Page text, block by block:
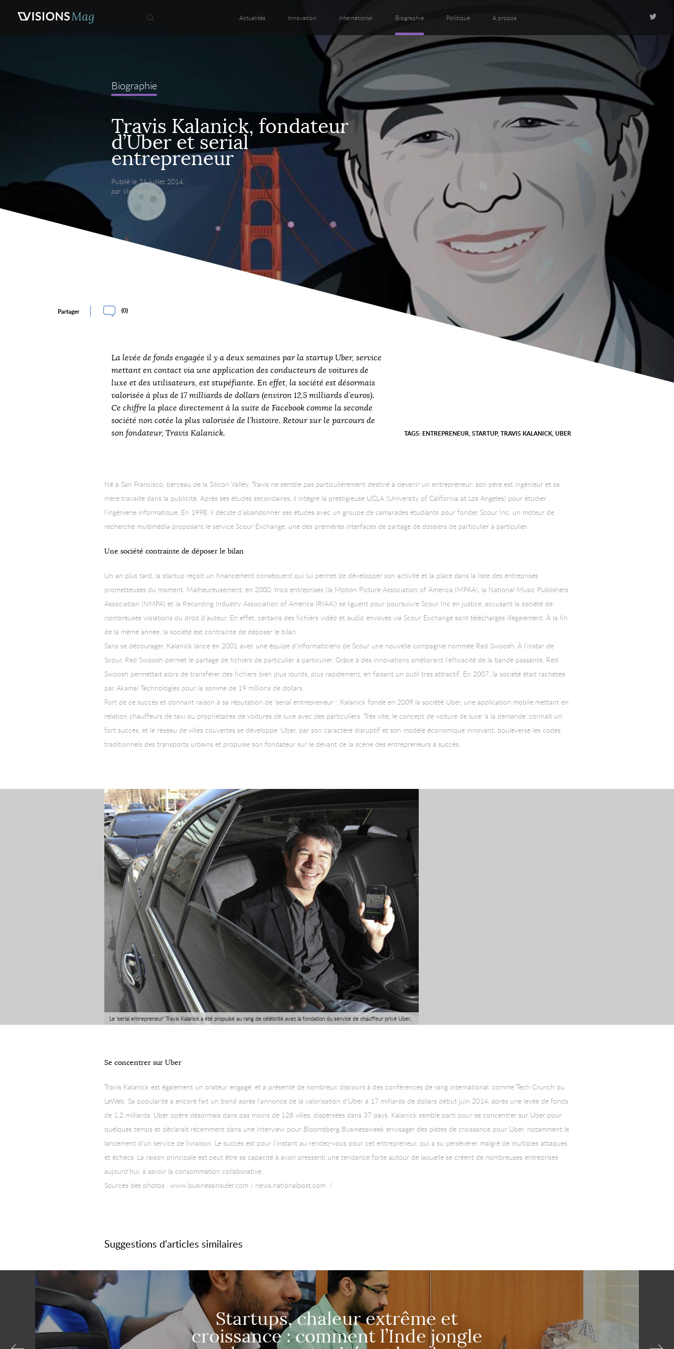
Actualités Innovation International Biographie Politique A propos
Biographie
Travis Kalanick, fondateur
d’Uber et serial
entrepreneur
Publié le 21 juillet 2014,
par VisionsMag.
Partager (0)
La levée de fonds engagée il y a deux semaines par la startup Uber, service
mettant en contact via une application des conducteurs de voitures de
luxe et des utilisateurs, est stupéfiante. En effet, la société est désormais
valorisée à plus de 17 milliards de dollars (environ 12,5 milliards d’euros).
Ce chiffre la place directement à la suite de Facebook comme la seconde
société non cotée la plus valorisée de l’histoire. Retour sur le parcours de
son fondateur, Travis Kalanick.
TAGS: ENTREPRENEUR,STARTUP,TRAVIS KALANICK,UBER
Né à San Francisco, berceau de la Silicon Valley, Travis ne semble pas particulièrement destiné à devenir un entrepreneur: son père est ingénieur et sa
mère travaille dans la publicité. Après ses études secondaires, il intègre la prestigieuse UCLA (University of California at Los Angeles) pour étudier
l’ingénierie informatique. En 1998, il décide d’abandonner ses études avec un groupe de camarades étudiants pour fonder Scour Inc, un moteur de
recherche multimédia proposant le service Scour Exchange, une des premières interfaces de partage de dossiers de particulier à particulier.
Une société contrainte de déposer le bilan
Un an plus tard, la startup reçoit un financement conséquent qui lui permet de développer son activité et la place dans la liste des entreprises
prometteuses du moment. Malheureusement, en 2000, trois entreprises (la Motion Picture Association of America (MPAA), la National Music Publishers
Association (NMPA) et la Recording Industry Association of America (RIAA)) se liguent pour poursuivre Scour Inc en justice, accusant la société de
nombreuses violations du droit d’auteur. En effet, certains des fichiers vidéo et audio envoyés via Scour Exchange sont téléchargés illégalement. À la fin
de la même année, la société est contrainte de déposer le bilan.
Sans se décourager, Kalanick lance en 2001 avec une équipe d’informaticiens de Scour une nouvelle compagnie nommée Red Swoosh. À l’instar de
Scour, Red Swoosh permet le partage de fichiers de particulier à particulier. Grâce à des innovations améliorant l’efficacité de la bande passante, Red
Swoosh permettait alors de transférer des fichiers bien plus lourds, plus rapidement, en faisant un outil très attractif. En 2007, la société était rachetée
par Akamai Technologies pour la somme de 19 millions de dollars.
Fort de ce succès et donnant raison à sa réputation de ‘serial entrepreneur ‘, Kalanick fonde en 2009 la société Uber, une application mobile mettant en
relation chauffeurs de taxi ou propriétaires de voitures de luxe avec des particuliers. Très vite, le concept de voiture de luxe ‘à la demande’ connaît un
fort succès, et le réseau de villes couvertes se développe. Uber, par son caractère disruptif et son modèle économique innovant, bouleverse les codes
traditionnels des transports urbains et propulse son fondateur sur le devant de la scène des entrepreneurs à succès.
Le ‘serial entrepreneur’ Travis Kalanick a été propulsé au rang de célébrité avec la fondation du service de chauffeur privé Uber,
Se concentrer sur Uber
Travis Kalanick est également un orateur engagé, et a présenté de nombreux discours à des conférences de rang international, comme Tech Crunch ou
LeWeb. Sa popularité a encore fait un bond après l’annonce de la valorisation d’Uber à 17 milliards de dollars début juin 2014, après une levée de fonds
de 1,2 milliards. Uber opère désormais dans pas moins de 128 villes, dispersées dans 37 pays. Kalanick semble parti pour se concentrer sur Uber pour
quelques temps et déclarait récemment dans une interview pour Bloomsberg Businessweek envisager des pistes de croissance pour Uber, notamment le
lancement d’un service de livraison. Le succès est pour l’instant au rendez-vous pour cet entrepreneur, qui a su persévérer malgré de multiples attaques
et échecs. La raison principale est peut être sa capacité à avoir pressenti une tendance forte autour de laquelle se créent de nombreuses entreprises
aujourd’hui, à savoir la consommation collaborative.
Sources des photos : www.businessinsider.com / news.nationalpost.com /
Suggestions d'articles similaires
Startups, chaleur extrême et
croissance : comment l’Inde jongle